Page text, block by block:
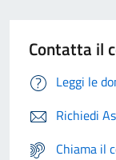
Contatta il
Leggi le
Richiedi
Chiama il